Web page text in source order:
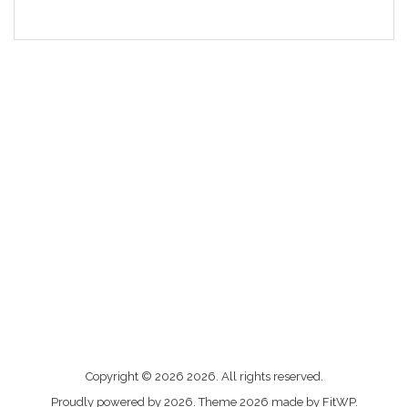
contacter
Copyright © 2026 2026. All rights reserved.
Proudly powered by 2026. Theme 2026 made by FitWP.